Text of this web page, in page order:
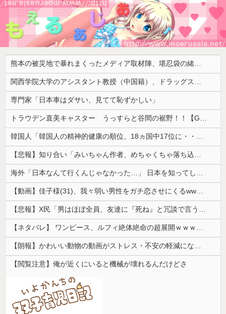
熊本の被災地で暴れまくったメディア取材陣、堪忍袋の緒が切れた地元住民が苦情を寄せまくった結果……
関西学院大学のアシスタント教授（中国籍）、ドラッグストアで現行犯逮捕 万引き容疑
専門家「日本車はダサい、見てて恥ずかしい」
トラウデン直美キャスター うっすらと谷間の裾野！！【GIF動画あり】
韓国人「韓国人の精神的健康の順位、18ヵ国中17位に・・・」→「日本に勝った！！！！！」
【悲報】知り合い「みいちゃん作者、めちゃくちゃ落ち込んでる。以前みいちゃんへの深い愛を語ってくれた」
海外「日本なんて行くんじゃなかった…」 日本を知ってしまったディズニー信者、帰国後『本家』に失望する事態に
【動画】佳子様(31)、我々弱い男性をガチ恋させにくるwwwwwww 【Pickup05164714】
【悲報】X民「男はほぼ全員、友達に『死ね』と冗談で言うことがある」←これマジ？ｗｗｗｗ
【ネタバレ】 ワンピース、ルフィ絶体絶命の超展開ｗｗｗｗｗｗｗｗｗｗｗｗｗｗｗｗｗｗｗｗｗｗｗｗｗｗｗｗｗｗｗｗｗｗｗｗｗｗｗｗｗｗｗｗｗ...
【朗報】かわいい動物の動画がストレス・不安の軽減になる可能性。英大学の研究で実証
【閲覧注意】俺が近くにいると機械が壊れるんだけどさ